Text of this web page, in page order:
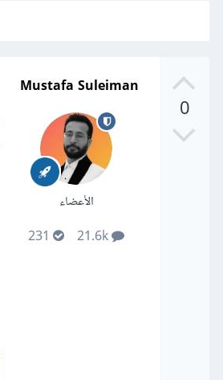
0
Mustafa Suleiman
الأعضاء